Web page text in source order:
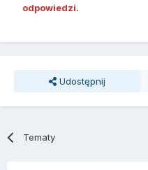
odpowiedzi.
Udostępnij
Tematy